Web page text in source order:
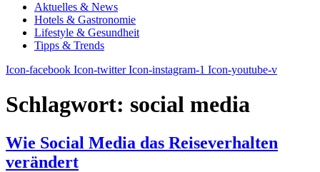
Aktuelles & News
Hotels & Gastronomie
Lifestyle & Gesundheit
Tipps & Trends
Icon-facebook Icon-twitter Icon-instagram-1 Icon-youtube-v
Schlagwort: social media
Wie Social Media das Reiseverhalten
verändert